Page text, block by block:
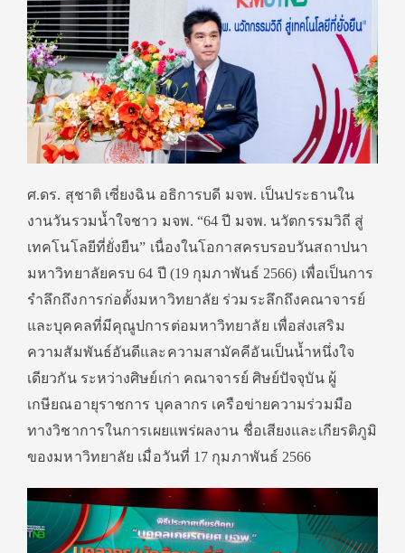
ศ.ดร. สุชาติ เซี่ยงฉิน อธิการบดี มจพ. เป็นประธานใน
งานวันรวมน้ำใจชาว มจพ. “64 ปี มจพ. นวัตกรรมวิถี สู่
เทคโนโลยีที่ยั่งยืน” เนื่องในโอกาสครบรอบวันสถาปนา
มหาวิทยาลัยครบ 64 ปี (19 กุมภาพันธ์ 2566) เพื่อเป็นการ
รำลึกถึงการก่อตั้งมหาวิทยาลัย ร่วมระลึกถึงคณาจารย์
และบุคคลที่มีคุณูปการต่อมหาวิทยาลัย เพื่อส่งเสริม
ความสัมพันธ์อันดีและความสามัคคีอันเป็นน้ำหนึ่งใจ
เดียวกัน ระหว่างศิษย์เก่า คณาจารย์ ศิษย์ปัจจุบัน ผู้
เกษียณอายุราชการ บุคลากร เครือข่ายความร่วมมือ
ทางวิชาการในการเผยแพร่ผลงาน ชื่อเสียงและเกียรติภูมิ
ของมหาวิทยาลัย เมื่อวันที่ 17 กุมภาพันธ์ 2566